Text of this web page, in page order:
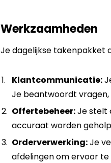
Werkzaamheden
Je dagelijkse takenpakket
Klantcommunicatie:
Je beantwoordt
Offertebeheer:Je stelt
accuraat worden
Orderverwerking:Je
afdelingen om ervoor